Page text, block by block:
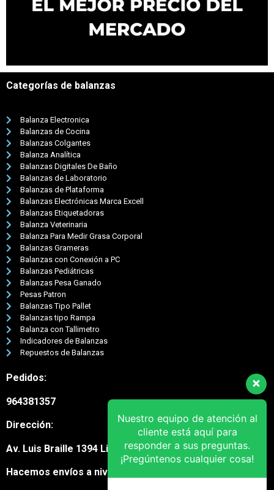
Categorías de balanzas
Balanza Electronica
Balanzas de Cocina
Balanzas Colgantes
Balanza Analítica
Balanzas Digitales De Baño
Balanzas de Laboratorio
Balanzas de Plataforma
Balanzas Electrónicas Marca Excell
Balanzas Etiquetadoras
Balanza Veterinaria
Balanza Para Medir Grasa Corporal
Balanzas Grameras
Balanzas con Conexión a PC
Balanzas Pediátricas
Balanzas Pesa Ganado
Pesas Patron
Balanzas Tipo Pallet
Balanzas tipo Rampa
Balanza con Tallimetro
Indicadores de Balanzas
Repuestos de Balanzas
Pedidos:
964381357
Dirección:
Av. Luis Braille 1394 Lima Cercado
Hacemos envíos a nivel nacional
Nuestro equipo de atención al
cliente está aquí para
responder a sus preguntas.
¡Pregúntenos cualquier cosa!